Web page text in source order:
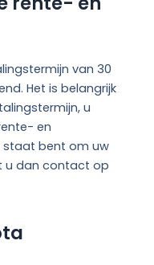
van 30
Het is belangrijk
u
en
staat bent om uw
u dan contact op